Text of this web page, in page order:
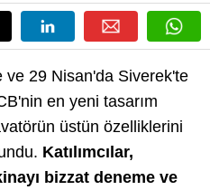
29 Nisan'da Siverek'te
en yeni tasarım
üstün özelliklerini
Katılımcılar,
bizzat deneme ve